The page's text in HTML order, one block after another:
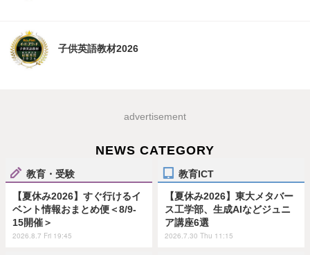
子供英語教材2026
advertisement
NEWS CATEGORY
教育・受験
【夏休み2026】すぐ行けるイ
ベント情報おまとめ便＜8/9-
15開催＞
2026.8.7 Fri 19:45
教育ICT
【夏休み2026】東大メタバー
ス工学部、生成AIなどジュニ
ア講座6選
2026.7.30 Thu 11:15